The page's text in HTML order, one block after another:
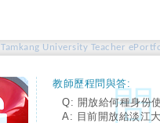
Tamkang University Teacher
教師歷程問與答:
Q: 開放給何種身份
A: 目前開放給淡江